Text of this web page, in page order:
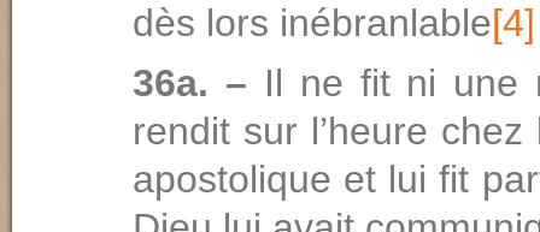
dès lors inébranlable[4]
36a. – Il ne fit ni une
rendit sur l’heure
apostolique et lui fit